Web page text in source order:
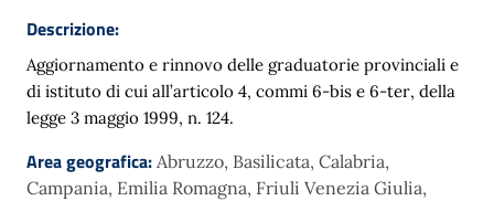
Descrizione:
Aggiornamento e rinnovo delle graduatorie provinciali e
di istituto di cui all’articolo 4, commi 6-bis e 6-ter, della
legge 3 maggio 1999, n. 124.
Area geografica: Abruzzo, Basilicata, Calabria,
Campania, Emilia Romagna, Friuli Venezia Giulia,